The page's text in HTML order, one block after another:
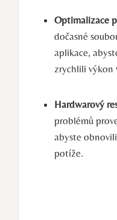
Optimalizace
dočasné
aplikace,
zrychlili výkon
Hardwarový
problémů
abyste
potíže.